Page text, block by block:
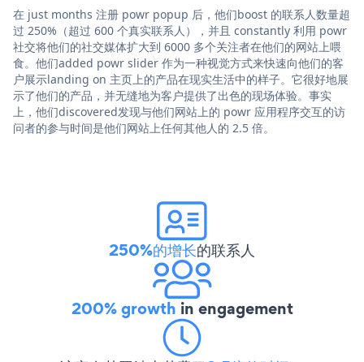
在 just months 注册 powr popup 后，他们boost 的联系人数量超
过 250%（超过 600 个真实联系人），并且 constantly 利用 powr
社交将他们的社交媒体扩大到 6000 多个关注者在他们的网站上喂
食。他们added powr slider 作为一种视觉方式来快速向他们的客
户展示landing on 主页上的产品在现实生活中的样子。它很好地展
示了他们的产品，并无缝地为客户提供了出色的现场体验。事实
上，他们discovered发现与他们网站上的 powr 应用程序交互的访
问者的参与时间是他们网站上任何其他人的 2.5 倍。
250%的增长的联系人
200% growth in engagement